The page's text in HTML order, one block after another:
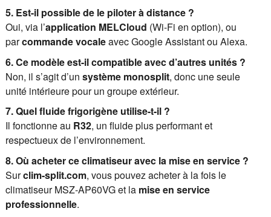
5. Est-il possible de le piloter à distance ?
Oui, via l’application MELCloud (Wi-Fi en option), ou
parcommande vocaleavec Google Assistant ou Alexa.
6. Ce modèle est-il compatible avec d’autres unités ?
Non, il s’agit d’un système monosplit, donc une seule
unité intérieure pour un groupe extérieur.
7. Quel fluide frigorigène utilise-t-il ?
Il fonctionne au R32, un fluide plus performant et
respectueux de l’environnement.
8. Où acheter ce climatiseur avec la mise en service ?
Surclim-split.com, vous pouvez acheter à la fois le
climatiseur MSZ-AP60VG et la mise en service
professionnelle.